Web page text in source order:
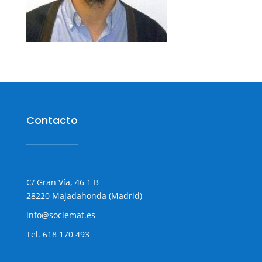
Contacto
C/ Gran Vía, 46 1 B
28220 Majadahonda (Madrid)
info@sociemat.es
Tel. 618 170 493